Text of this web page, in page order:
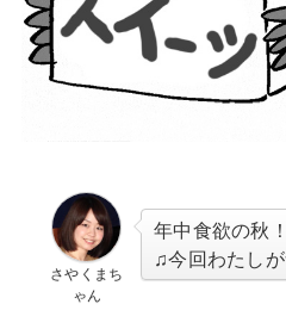
さやくまち
ゃん
年中食欲の秋
♫今回わたし